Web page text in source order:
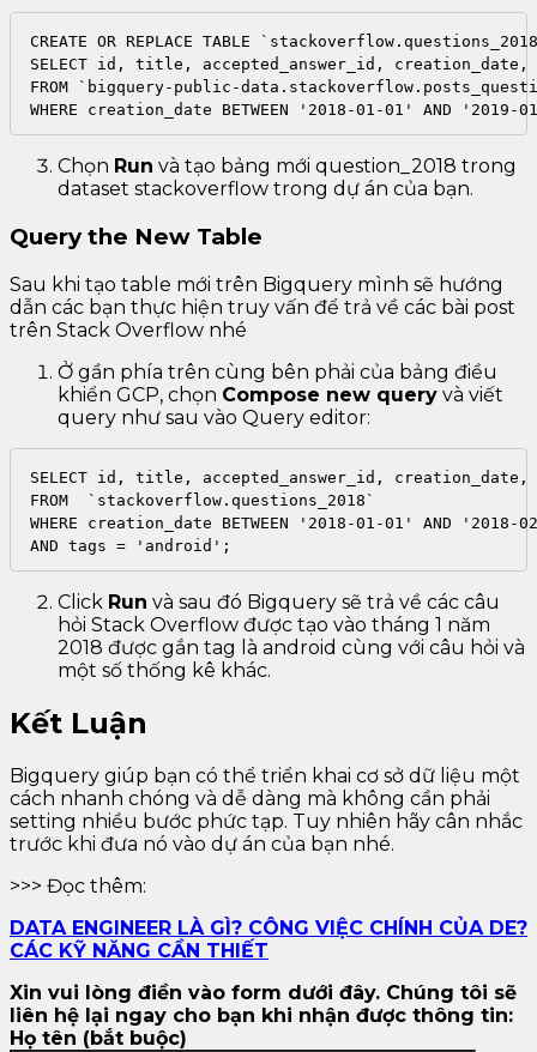
CREATE OR REPLACE TABLE
SELECT id, title, accepted_answer_id,
FROM `bigquery-public-
Chọn Run và tạo bảng mới question_2018 trong
dataset stackoverflow trong dự án của bạn.
Query the New Table
Sau khi tạo table mới trên Bigquery mình sẽ hướng
dẫn các bạn thực hiện truy vấn để trả về các bài post
trên Stack Overflow nhé
Ở gần phía trên cùng bên phải của bảng điều
khiển GCP, chọn Compose new query và viết
query như sau vào Query editor:
SELECT id, title, accepted_answer_id,
FROM  `stackoverflow.questions_2018`
WHERE creation_date BETWEEN '2018-01-01' AND '2018-
Click Run và sau đó Bigquery sẽ trả về các câu
hỏi Stack Overflow được tạo vào tháng 1 năm
2018 được gắn tag là android cùng với câu hỏi và
một số thống kê khác.
Kết Luận
Bigquery giúp bạn có thể triển khai cơ sở dữ liệu một
cách nhanh chóng và dễ dàng mà không cần phải
setting nhiều bước phức tạp. Tuy nhiên hãy cân nhắc
trước khi đưa nó vào dự án của bạn nhé.
>>> Đọc thêm:
DATA ENGINEER LÀ GÌ? CÔNG VIỆC CHÍNH CỦA DE?
CÁC KỸ NĂNG CẦN THIẾT
Xin vui lòng điền vào form dưới đây. Chúng tôi sẽ
liên hệ lại ngay cho bạn khi nhận được thông tin:
Họ tên (bắt buộc)